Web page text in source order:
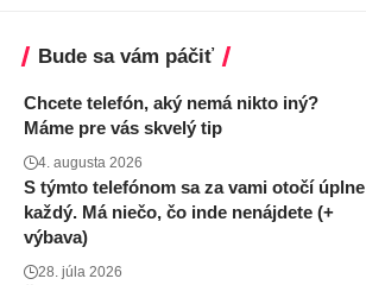
Bude sa vám páčiť
Chcete telefón, aký nemá nikto iný?
Máme pre vás skvelý tip
4. augusta 2026
S týmto telefónom sa za vami otočí úplne
každý. Má niečo, čo inde nenájdete (+
výbava)
28. júla 2026